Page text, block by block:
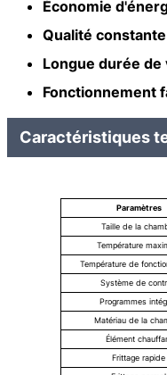
Économie
Qualité
Longue durée de
Fonctionnement
Caractéristiques
Paramètres
Taille de la
Température
Température de
Système de
Programmes
Matériau de la
Élément
Frittage rapide